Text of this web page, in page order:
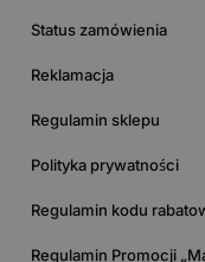
Status zamówienia
Reklamacja
Regulamin sklepu
Polityka prywatności
Regulamin kodu
Regulamin Promocji